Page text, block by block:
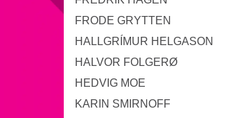
FRODE GRYTTEN
HALLGRÍMUR HELGASON
HALVOR FOLGERØ
HEDVIG MOE
KARIN SMIRNOFF